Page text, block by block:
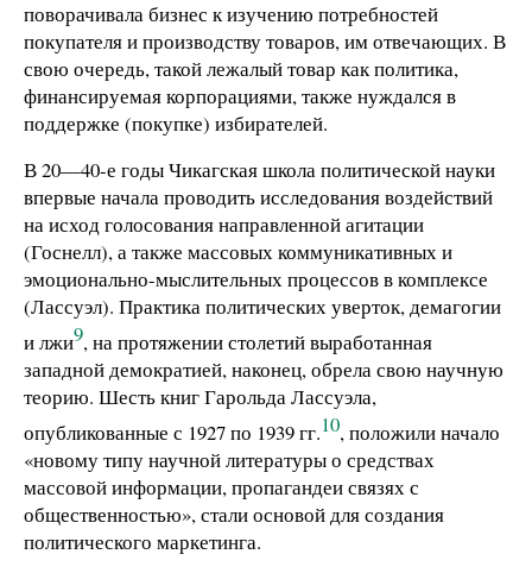
поворачивала бизнес к изучению потребностей
покупателя и производству товаров, им отвечающих. В
свою очередь, такой лежалый товар как политика,
финансируемая корпорациями, также нуждался в
поддержке (покупке) избирателей.
В 20—40-е годы Чикагская школа политической науки
впервые начала проводить исследования воздействий
на исход голосования направленной агитации
(Госнелл), а также массовых коммуникативных и
эмоционально-мыслительных процессов в комплексе
(Лассуэл). Практика политических уверток, демагогии
и лжи9, на протяжении столетий выработанная
западной демократией, наконец, обрела свою научную
теорию. Шесть книг Гарольда Лассуэла,
опубликованные с 1927 по 1939 гг.10, положили начало
«новому типу научной литературы о средствах
массовой информации, пропагандеи связях с
общественностью», стали основой для создания
политического маркетинга.